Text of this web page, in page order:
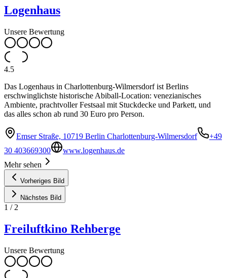
Logenhaus
Unsere Bewertung
4.5
Das Logenhaus in Charlottenburg-Wilmersdorf ist Berlins
erschwinglichste historische Abiball-Location: venezianisches
Ambiente, prachtvoller Festsaal mit Stuckdecke und Parkett, und
das alles schon ab rund 30 Euro pro Person.
Emser Straße, 10719 Berlin Charlottenburg-Wilmersdorf
+49
30 403669300
www.logenhaus.de
Mehr sehen
Vorheriges Bild
Nächstes Bild
1 / 2
Freiluftkino Rehberge
Unsere Bewertung